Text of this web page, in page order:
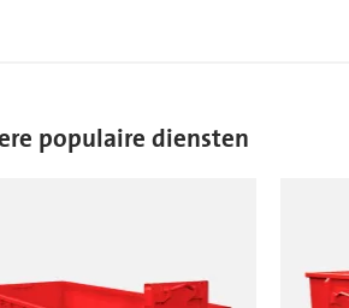
populaire diensten